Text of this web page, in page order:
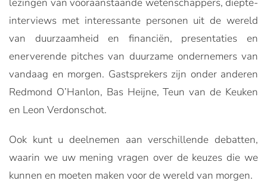
interviews met interessante personen uit de wereld
van duurzaamheid en financiën, presentaties en
enerverende pitches van duurzame ondernemers van
vandaag en morgen. Gastsprekers zijn onder anderen
Redmond O’Hanlon, Bas Heijne, Teun van de Keuken
en Leon Verdonschot.
Ook kunt u deelnemen aan verschillende debatten,
waarin we uw mening vragen over de keuzes die we
kunnen en moeten maken voor de wereld van morgen.